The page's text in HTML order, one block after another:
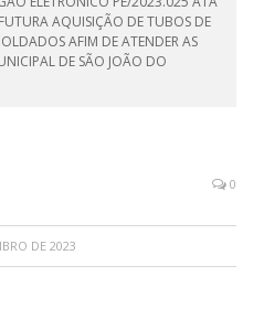
AQUISIÇÃO DE TUBOS DE
AFIM DE ATENDER AS
DE SÃO JOÃO DO
0
DE 2023